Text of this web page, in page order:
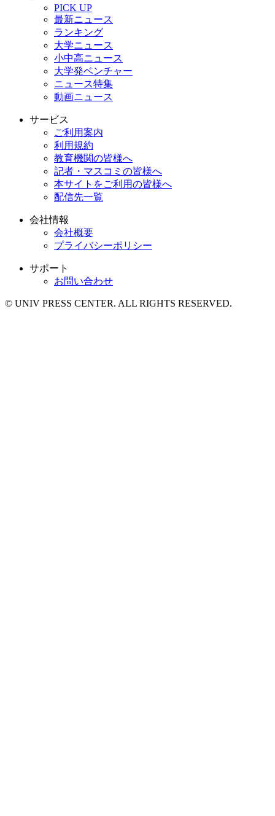
PICK UP
最新ニュース
ランキング
大学ニュース
小中高ニュース
大学発ベンチャー
ニュース特集
動画ニュース
サービス
ご利用案内
利用規約
教育機関の皆様へ
記者・マスコミの皆様へ
本サイトをご利用の皆様へ
配信先一覧
会社情報
会社概要
プライバシーポリシー
サポート
お問い合わせ
© UNIV PRESS CENTER. ALL RIGHTS RESERVED.